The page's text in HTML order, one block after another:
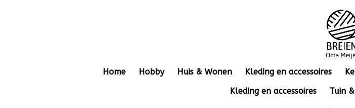
Home Hobby Huis & Wonen Kleding en accessoires
Kleding en accessoires
Tuin